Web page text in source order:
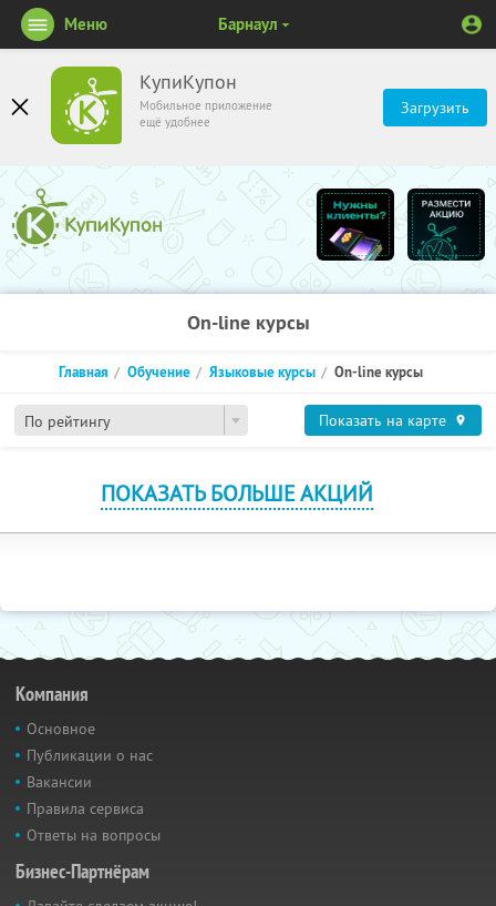
КупиКупон
Мобильное приложение
ещё удобнее
Загрузить
Меню Барнаул
On-line курсы
По рейтингу
Главная Обучение Языковые курсы On-line курсы
Показать на карте
ПОКАЗАТЬ БОЛЬШЕ АКЦИЙ
Компания
Основное
Публикации о нас
Вакансии
Правила сервиса
Ответы на вопросы
Бизнес-Партнёрам